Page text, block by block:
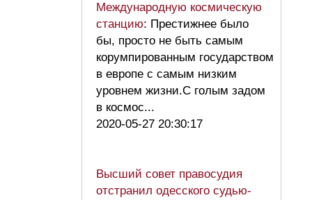
Международную космическую
станцию: Престижнее было
бы, просто не быть самым
корумпированным государством
в европе с самым низким
уровнем жизни.С голым задом
в космос...
2020-05-27 20:30:17
Высший совет правосудия
отстранил одесского судью-